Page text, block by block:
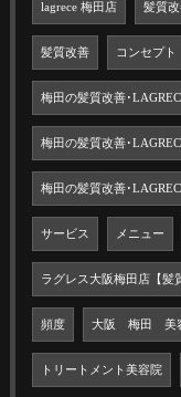
lagrece 梅田店 髪質
髪質改善 コンセプト
梅田の髪質改善･
梅田の髪質改善･
梅田の髪質改善･
サービス メニュー
ラグレス大阪梅田店【髪
頻度 大阪 梅田 美
トリートメント美容院